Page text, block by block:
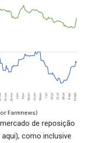
Farmnews)
de reposição
), como inclusive